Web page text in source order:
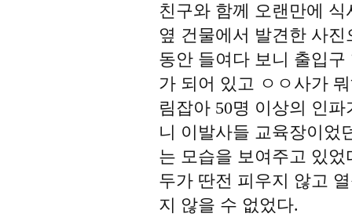
친구와 함께 오랜만에
옆 건물에서 발견한 사
동안 들여다 보니 출입
가 되어 있고 ㅇㅇ사가
림잡아 50명 이상의 인
니 이발사들 교육장이었
는 모습을 보여주고 있
두가 딴전 피우지 않고
지 않을 수 없었다.